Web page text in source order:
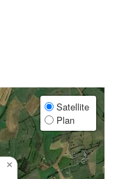
×
Satellite
Plan